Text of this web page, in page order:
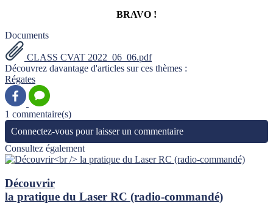
BRAVO !
Documents
CLASS CVAT 2022_06_06.pdf
Découvrez davantage d'articles sur ces thèmes :
Régates
1 commentaire(s)
Connectez-vous pour laisser un commentaire
Consultez également
Découvrir
la pratique du Laser RC (radio-commandé)